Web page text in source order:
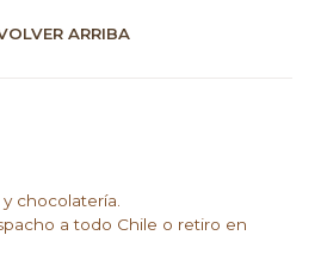
ARRIBA
chocolatería.
a todo Chile o retiro en